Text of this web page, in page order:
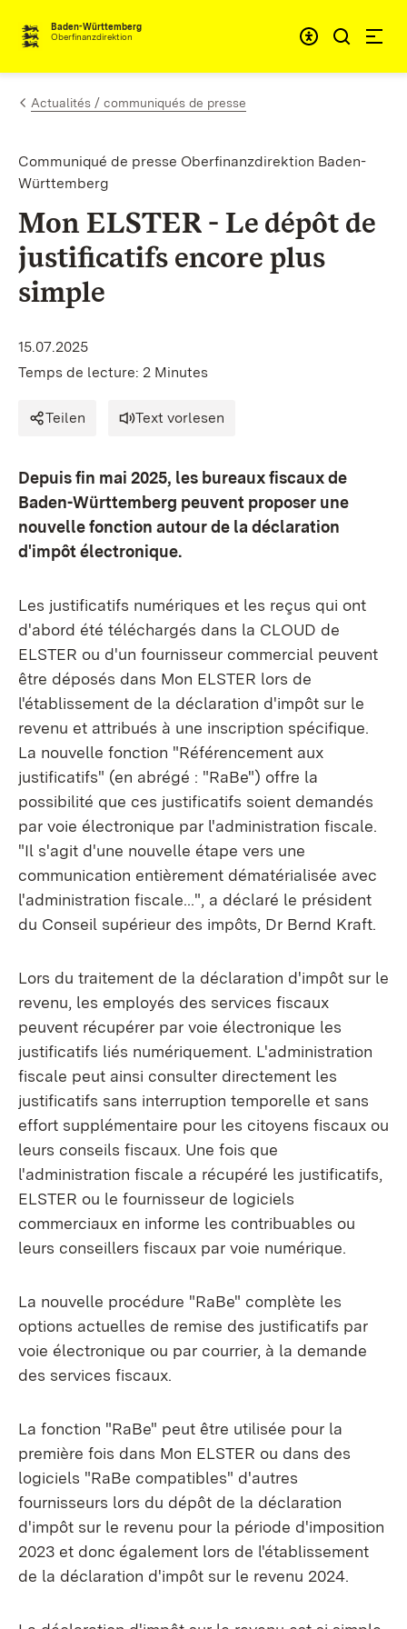
Passer au contenu
Baden-Württemberg
Oberfinanzdirektion
Actualités / communiqués de presse
Communiqué de presse Oberfinanzdirektion Baden-
Württemberg
Mon ELSTER - Le dépôt de
justificatifs encore plus
simple
15.07.2025
Temps de lecture: 2 Minutes
Teilen Text vorlesen
Depuis fin mai 2025, les bureaux fiscaux de
Baden-Württemberg peuvent proposer une
nouvelle fonction autour de la déclaration
d'impôt électronique.
Les justificatifs numériques et les reçus qui ont
d'abord été téléchargés dans la CLOUD de
ELSTER ou d'un fournisseur commercial peuvent
être déposés dans Mon ELSTER lors de
l'établissement de la déclaration d'impôt sur le
revenu et attribués à une inscription spécifique.
La nouvelle fonction "Référencement aux
justificatifs" (en abrégé : "RaBe") offre la
possibilité que ces justificatifs soient demandés
par voie électronique par l'administration fiscale.
"Il s'agit d'une nouvelle étape vers une
communication entièrement dématérialisée avec
l'administration fiscale...", a déclaré le président
du Conseil supérieur des impôts, Dr Bernd Kraft.
Lors du traitement de la déclaration d'impôt sur le
revenu, les employés des services fiscaux
peuvent récupérer par voie électronique les
justificatifs liés numériquement. L'administration
fiscale peut ainsi consulter directement les
justificatifs sans interruption temporelle et sans
effort supplémentaire pour les citoyens fiscaux ou
leurs conseils fiscaux. Une fois que
l'administration fiscale a récupéré les justificatifs,
ELSTER ou le fournisseur de logiciels
commerciaux en informe les contribuables ou
leurs conseillers fiscaux par voie numérique.
La nouvelle procédure "RaBe" complète les
options actuelles de remise des justificatifs par
voie électronique ou par courrier, à la demande
des services fiscaux.
La fonction "RaBe" peut être utilisée pour la
première fois dans Mon ELSTER ou dans des
logiciels "RaBe compatibles" d'autres
fournisseurs lors du dépôt de la déclaration
d'impôt sur le revenu pour la période d'imposition
2023 et donc également lors de l'établissement
de la déclaration d'impôt sur le revenu 2024.